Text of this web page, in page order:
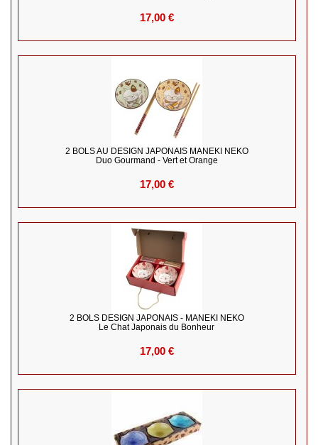
17,00 €
2 BOLS AU DESIGN JAPONAIS MANEKI NEKO
Duo Gourmand - Vert et Orange
17,00 €
2 BOLS DESIGN JAPONAIS - MANEKI NEKO
Le Chat Japonais du Bonheur
17,00 €